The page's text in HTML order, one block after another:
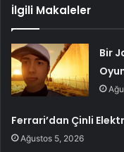
İlgili Makaleler
Bir
Ferrari’dan Çinli
Ağustos 5, 2026